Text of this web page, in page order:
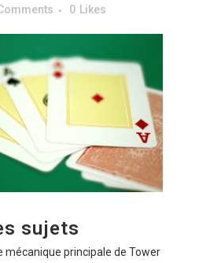
0 Likes
sujets
mécanique principale de Tower